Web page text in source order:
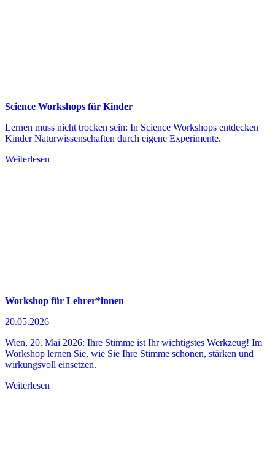
Science Workshops für Kinder
Lernen muss nicht trocken sein: In Science Workshops entdecken
Kinder Naturwissenschaften durch eigene Experimente.
Weiterlesen
Workshop für Lehrer*innen
20.05.2026
Wien, 20. Mai 2026: Ihre Stimme ist Ihr wichtigstes Werkzeug! Im
Workshop lernen Sie, wie Sie Ihre Stimme schonen, stärken und
wirkungsvoll einsetzen.
Weiterlesen